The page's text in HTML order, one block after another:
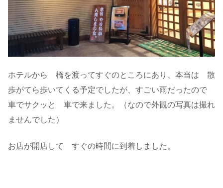
ホテルから 橋を渡ってすぐのところにあり、本当は 散
歩がてら歩いてくる予定でしたが、すごい雨だったので
車でサクッと 車で来ました。（なので外観の写真は撮れ
ませんでした）
お店が開店して すぐの時間に到着しました。